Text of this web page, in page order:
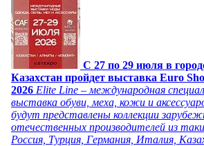
C 27 по 29 июля в
Казахстан пройдет выставка Euro
2026 Elite Line – международная
выставка обуви, меха, кожи и
будут представлены коллекции
отечественных производителей из
Россия, Турция, Германия, Италия,